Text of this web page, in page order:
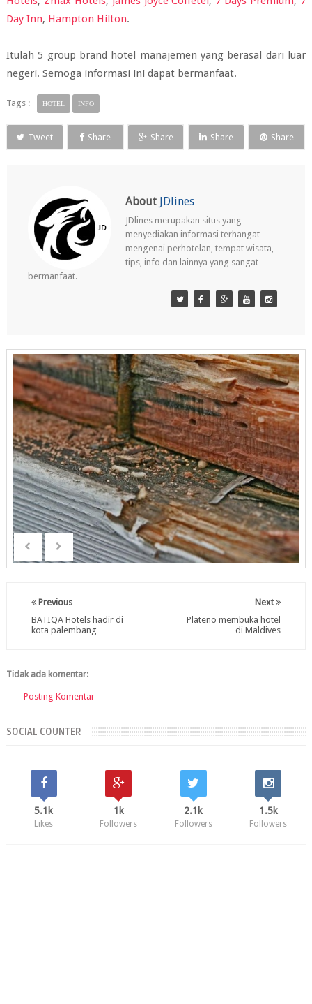
Day Inn, Hampton Hilton.
Itulah 5 group brand hotel manajemen yang berasal dari luar
negeri. Semoga informasi ini dapat bermanfaat.
Tags : HOTEL INFO
Tweet Share Share Share Share
About JDlines
JDlines merupakan situs yang
menyediakan informasi terhangat
mengenai perhotelan, tempat wisata,
tips, info dan lainnya yang sangat
bermanfaat.
Next
Plateno membuka hotel
di Maldives
Previous
BATIQA Hotels hadir di
kota palembang
Tidak ada komentar:
Posting Komentar
SOCIAL COUNTER
5.1k
Likes
1k
Followers
2.1k
Followers
1.5k
Followers